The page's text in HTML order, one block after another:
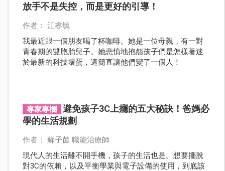
放手不是失控，而是更好的引導！
作者： 江睿毓
我最近跟一個朋友喝了杯咖啡。她是一位母親，有一對
青春期的雙胞胎兒子。她悲憤地抱怨孩子們是怎樣著迷
於最新的科技壞蛋，這簡直讓他們變了一個人！
專家專欄
避免孩子3C上癮的五大秘訣！爸媽必
學的生活規劃
作者： 蘇子茵 職能治療師
現代人的生活離不開手機，孩子的生活也是。想要擺脫
對3C的依賴，以及平衡學業與電子設備的使用，到底該